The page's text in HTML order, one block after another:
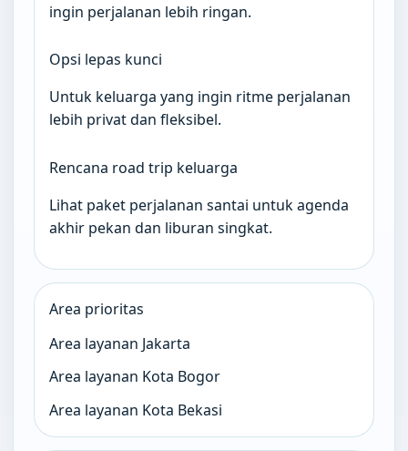
ingin perjalanan lebih ringan.
Opsi lepas kunci
Untuk keluarga yang ingin ritme perjalanan
lebih privat dan fleksibel.
Rencana road trip keluarga
Lihat paket perjalanan santai untuk agenda
akhir pekan dan liburan singkat.
Area prioritas
Area layanan Jakarta
Area layanan Kota Bogor
Area layanan Kota Bekasi